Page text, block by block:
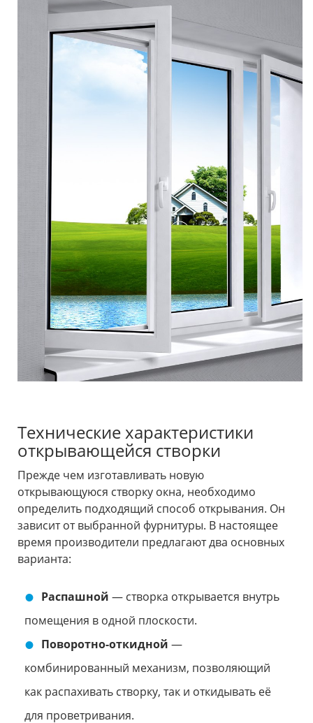
Технические характеристики
открывающейся створки
Прежде чем изготавливать новую
открывающуюся створку окна, необходимо
определить подходящий способ открывания. Он
зависит от выбранной фурнитуры. В настоящее
время производители предлагают два основных
варианта:
Распашной — створка открывается внутрь
помещения в одной плоскости.
Поворотно-откидной —
комбинированный механизм, позволяющий
как распахивать створку, так и откидывать её
для проветривания.